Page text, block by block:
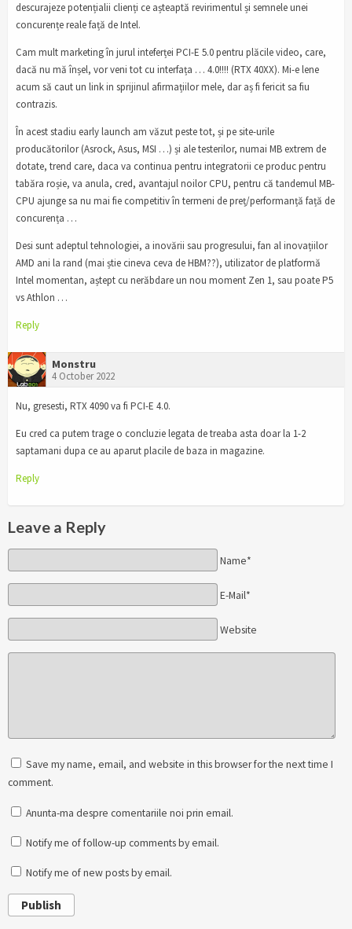
descurajeze potențialii clienți ce așteaptă revirimentul și semnele unei
concurențe reale față de Intel.
Cam mult marketing în jurul inteferței PCI-E 5.0 pentru plăcile video, care,
dacă nu mă înșel, vor veni tot cu interfața … 4.0!!!! (RTX 40XX). Mi-e lene
acum să caut un link in sprijinul afirmațiilor mele, dar aș fi fericit sa fiu
contrazis.
În acest stadiu early launch am văzut peste tot, și pe site-urile
producătorilor (Asrock, Asus, MSI …) și ale testerilor, numai MB extrem de
dotate, trend care, daca va continua pentru integratorii ce produc pentru
tabăra roșie, va anula, cred, avantajul noilor CPU, pentru că tandemul MB-
CPU ajunge sa nu mai fie competitiv în termeni de preț/performanță față de
concurența …
Desi sunt adeptul tehnologiei, a inovării sau progresului, fan al inovațiilor
AMD ani la rand (mai știe cineva ceva de HBM??), utilizator de platformă
Intel momentan, aștept cu nerăbdare un nou moment Zen 1, sau poate P5
vs Athlon …
Reply
Monstru
4 October 2022
Nu, gresesti, RTX 4090 va fi PCI-E 4.0.
Eu cred ca putem trage o concluzie legata de treaba asta doar la 1-2
saptamani dupa ce au aparut placile de baza in magazine.
Reply
Leave a Reply
Name*
E-Mail*
Website
Save my name, email, and website in this browser for the next time I
comment.
Anunta-ma despre comentariile noi prin email.
Notify me of follow-up comments by email.
Notify me of new posts by email.
Publish